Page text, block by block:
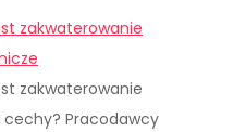
zakwaterowanie
zakwaterowanie
Pracodawcy